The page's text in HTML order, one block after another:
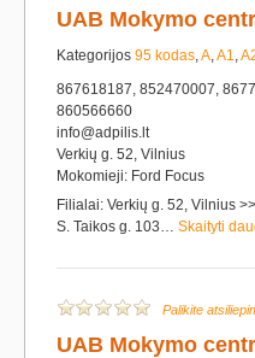
UAB Mokymo
Kategorijos 95 kodas,A,A1,
867618187, 852470007,
860566660
info@adpilis.lt
Verkių g. 52, Vilnius
Mokomieji: Ford Focus
Filialai: Verkių g. 52, Vilnius
S. Taikos g. 103… Skaityti
Palikite
UAB Mokymo